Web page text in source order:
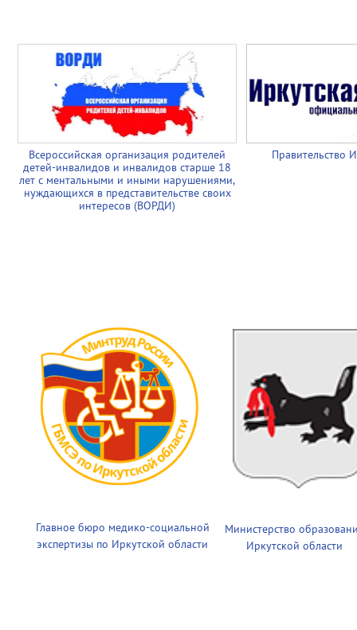
Всероссийская организация родителей
детей-инвалидов и инвалидов старше 18
лет с ментальными и иными нарушениями,
нуждающихся в представительстве своих
интересов (ВОРДИ)
Правительство
Главное бюро медико-социальной
экспертизы по Иркутской области
Министерство
Иркутской области